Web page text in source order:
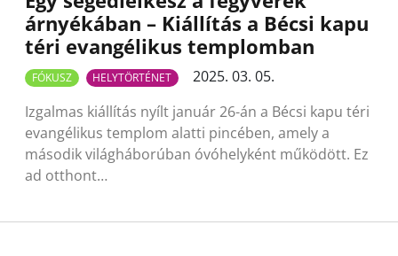
árnyékában – Kiállítás a Bécsi kapu
téri evangélikus templomban
FÓKUSZ HELYTÖRTÉNET
2025. 03. 05.
Izgalmas kiállítás nyílt január 26-án a Bécsi kapu téri
evangélikus templom alatti pincében, amely a
második világháborúban óvóhelyként működött. Ez
ad otthont…